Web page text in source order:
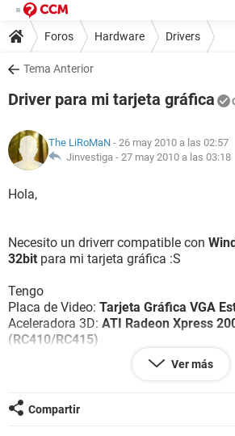
Foros Hardware Drivers
Tema Anterior
Driver para mi tarjeta gráfica
The LiRoMaN - 26 may 2010 a las 02:57
Jinvestiga - 27 may 2010 a las 03:18
Hola,
Necesito un driverr compatible con
32bit para mi tarjeta gráfica :S
Tengo
Placa de Video: Tarjeta Gráfica VGA
Aceleradora 3D: ATI Radeon Xpress
(RC410/RC415)
Instalé el windows 7 pero y quiero ver el
de windows....
además quiero jugar fifa 10 y the sims
Ver más
Compartir